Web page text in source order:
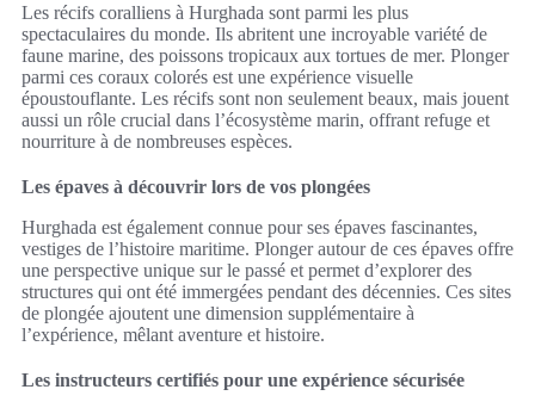
Les récifs coralliens à Hurghada sont parmi les plus
spectaculaires du monde. Ils abritent une incroyable variété de
faune marine, des poissons tropicaux aux tortues de mer. Plonger
parmi ces coraux colorés est une expérience visuelle
époustouflante. Les récifs sont non seulement beaux, mais jouent
aussi un rôle crucial dans l’écosystème marin, offrant refuge et
nourriture à de nombreuses espèces.
Les épaves à découvrir lors de vos plongées
Hurghada est également connue pour ses épaves fascinantes,
vestiges de l’histoire maritime. Plonger autour de ces épaves offre
une perspective unique sur le passé et permet d’explorer des
structures qui ont été immergées pendant des décennies. Ces sites
de plongée ajoutent une dimension supplémentaire à
l’expérience, mêlant aventure et histoire.
Les instructeurs certifiés pour une expérience sécurisée